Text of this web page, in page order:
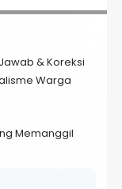
& Koreksi
Warga
Memanggil